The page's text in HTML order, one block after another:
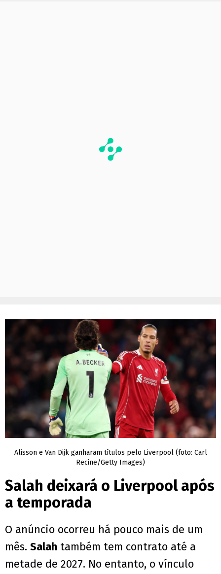
Alisson e Van Dijk ganharam títulos pelo Liverpool (foto: Carl
Recine/Getty Images)
Salah deixará o Liverpool após
a temporada
O anúncio ocorreu há pouco mais de um
mês. Salah também tem contrato até a
metade de 2027. No entanto, o vínculo